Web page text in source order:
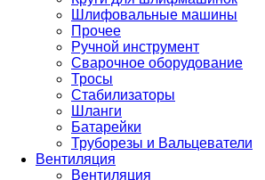
Шлифовальные машины
Прочее
Ручной инструмент
Сварочное оборудование
Тросы
Стабилизаторы
Шланги
Батарейки
Труборезы и Вальцеватели
Вентиляция
Вентиляция